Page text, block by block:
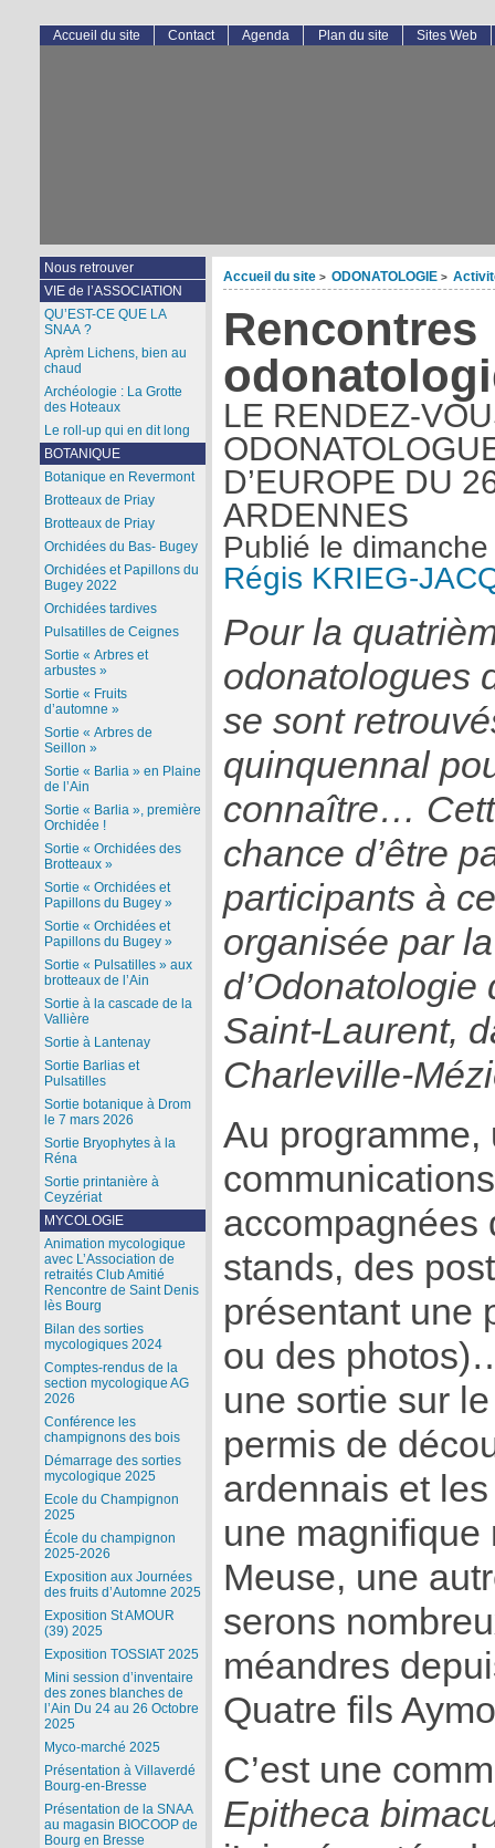
Accueil du site > ODONATOLOGIE >
Rencontres
LE RENDEZ-
D’EUROPE DU
ARDENNES
Publié le
Régis KRIEG-
Pour la
odonatologues
se sont
quinquennal
connaître…
chance d’être
participants à
organisée par
Saint-Laurent,
Charleville-
Au programme,
accompagnées
stands, des
présentant une
ou des
une sortie sur
permis de
ardennais et
une magnifique
Meuse, une
serons
méandres
Quatre fils
C’est une
Epitheca
Accueil du site Contact Agenda Plan du site Sites Web
Nous retrouver
VIE de l’ASSOCIATION
QU’EST-CE QUE LA
SNAA ?
Aprèm Lichens, bien au
chaud
Archéologie : La Grotte
des Hoteaux
Le roll-up qui en dit long
BOTANIQUE
Botanique en Revermont
Brotteaux de Priay
Brotteaux de Priay
Orchidées du Bas- Bugey
Orchidées et Papillons du
Bugey 2022
Orchidées tardives
Pulsatilles de Ceignes
Sortie « Arbres et
arbustes »
Sortie « Fruits
d’automne »
Sortie « Arbres de
Seillon »
Sortie « Barlia » en Plaine
de l’Ain
Sortie « Barlia », première
Orchidée !
Sortie « Orchidées des
Brotteaux »
Sortie « Orchidées et
Papillons du Bugey »
Sortie « Orchidées et
Papillons du Bugey »
Sortie « Pulsatilles » aux
brotteaux de l’Ain
Sortie à la cascade de la
Vallière
Sortie à Lantenay
Sortie Barlias et
Pulsatilles
Sortie botanique à Drom
le 7 mars 2026
Sortie Bryophytes à la
Réna
Sortie printanière à
Ceyzériat
MYCOLOGIE
Animation mycologique
avec L’Association de
retraités Club Amitié
Rencontre de Saint Denis
lès Bourg
Bilan des sorties
mycologiques 2024
Comptes-rendus de la
section mycologique AG
2026
Conférence les
champignons des bois
Démarrage des sorties
mycologique 2025
Ecole du Champignon
2025
École du champignon
2025-2026
Exposition aux Journées
des fruits d’Automne 2025
Exposition St AMOUR
(39) 2025
Exposition TOSSIAT 2025
Mini session d’inventaire
des zones blanches de
l’Ain Du 24 au 26 Octobre
2025
Myco-marché 2025
Présentation à Villaverdé
Bourg-en-Bresse
Présentation de la SNAA
au magasin BIOCOOP de
Bourg en Bresse